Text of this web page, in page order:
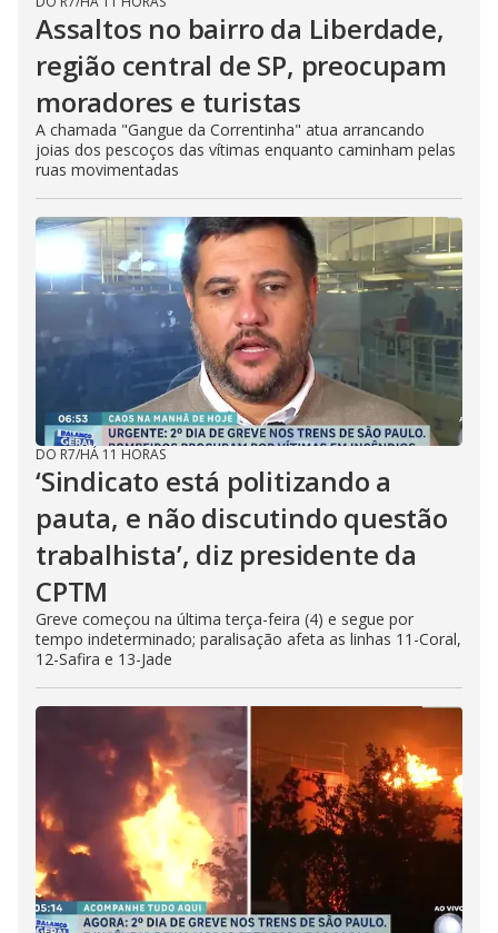
Assaltos no bairro da Liberdade,
região central de SP, preocupam
moradores e turistas
A chamada "Gangue da Correntinha" atua arrancando
joias dos pescoços das vítimas enquanto caminham pelas
ruas movimentadas
DO R7/HÁ 11 HORAS
‘Sindicato está politizando a
pauta, e não discutindo questão
trabalhista’, diz presidente da
CPTM
Greve começou na última terça-feira (4) e segue por
tempo indeterminado; paralisação afeta as linhas 11-Coral,
12-Safira e 13-Jade